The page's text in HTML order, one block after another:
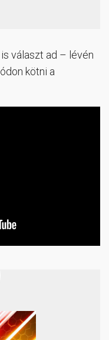
választ ad – lévén
kötni a